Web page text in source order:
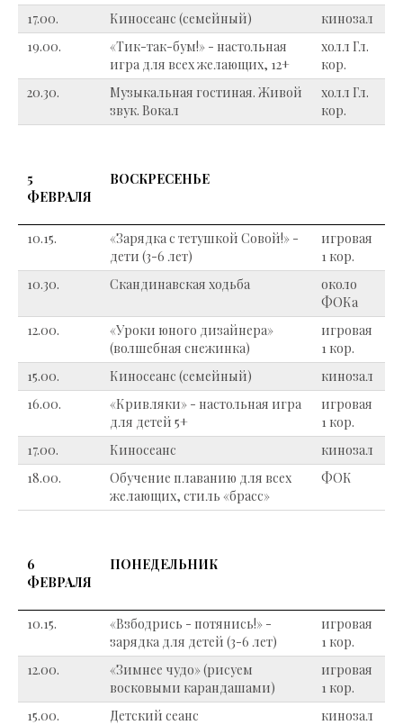
17.00.
Киносеанс (семейный)
кинозал
19.00.
«Тик-так-бум!» - настольная
игра для всех желающих, 12+
холл Гл.
кор.
20.30.
Музыкальная гостиная. Живой
звук. Вокал
холл Гл.
кор.
5
ФЕВРАЛЯ
ВОСКРЕСЕНЬЕ
10.15.
«Зарядка с тетушкой Совой!» -
дети (3-6 лет)
игровая
1 кор.
10.30.
Скандинавская ходьба
около
ФОКа
12.00.
«Уроки юного дизайнера»
(волшебная снежинка)
игровая
1 кор.
15.00.
Киносеанс (семейный)
кинозал
16.00.
«Кривляки» - настольная игра
для детей 5+
игровая
1 кор.
17.00.
Киносеанс
кинозал
18.00.
Обучение плаванию для всех
желающих, стиль «брасс»
ФОК
6
ФЕВРАЛЯ
ПОНЕДЕЛЬНИК
10.15.
«Взбодрись - потянись!» -
зарядка для детей (3-6 лет)
игровая
1 кор.
12.00.
«Зимнее чудо» (рисуем
восковыми карандашами)
игровая
1 кор.
15.00.
Детский сеанс
кинозал